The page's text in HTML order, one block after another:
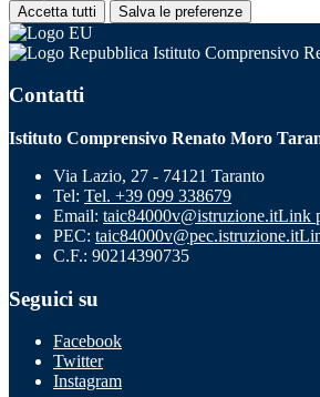
Accetta tutti Salva le preferenze
Istituto Comprensivo
Contatti
Istituto Comprensivo Renato Moro
Via Lazio, 27 - 74121 Taranto
Tel: Tel. +39 099 338679
Email: taic84000v@istruzione.itLink
PEC: taic84000v@pec.istruzione.it
C.F.: 90214390735
Seguici su
Facebook
Twitter
Instagram